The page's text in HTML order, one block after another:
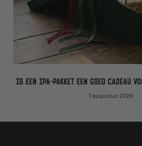
IS EEN IPA-PAKKET EEN GOED CADEAU
7 augustus 2026